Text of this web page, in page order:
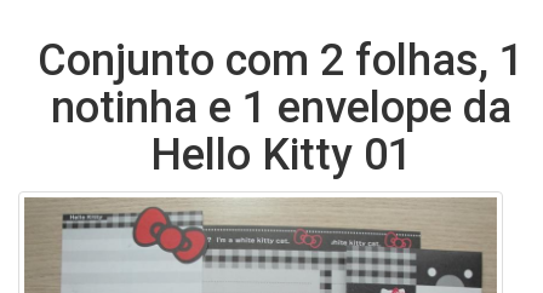
Conjunto com 2 folhas, 1
notinha e 1 envelope da
Hello Kitty 01